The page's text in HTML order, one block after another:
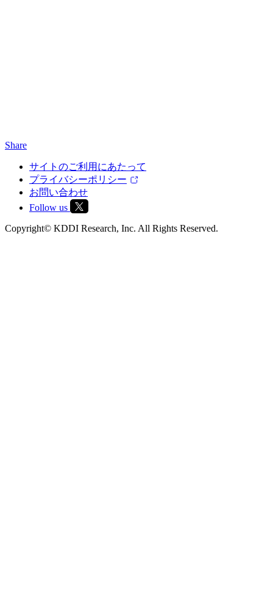
Share
サイトのご利用にあたって
プライバシーポリシー
お問い合わせ
Follow us
Copyright© KDDI Research, Inc. All Rights Reserved.